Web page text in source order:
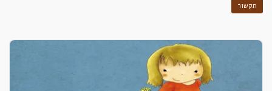
תקשור